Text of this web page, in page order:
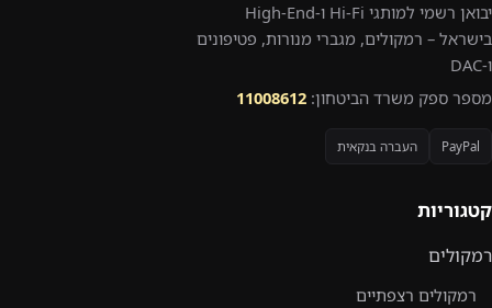
יבואן רשמי למותגי Hi-Fi ו-High-End
בישראל – רמקולים, מגברי מנורות, פטיפונים
ו-DAC
מספר ספק משרד הביטחון: 11008612
PayPal העברה בנקאית
קטגוריות
רמקולים
רמקולים רצפתיים